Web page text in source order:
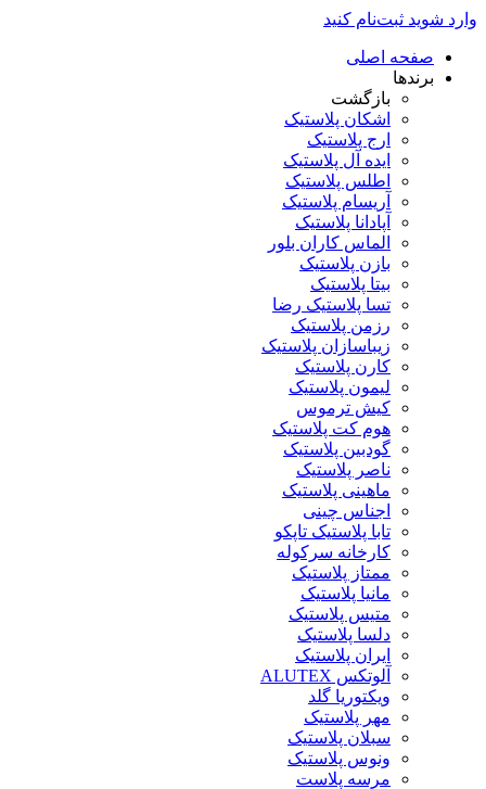
وارد شوید ثبت‌نام کنید
صفحه اصلی
برندها
بازگشت
اشکان پلاستیک
ارج پلاستیک
ایده آل پلاستیک
اطلس پلاستیک
آریسام پلاستیک
آپادانا پلاستیک
الماس کاران بلور
بازن پلاستیک
بیتا پلاستیک
تسا پلاستیک رضا
رزمن پلاستیک
زیباسازان پلاستیک
کارن پلاستیک
لیمون پلاستیک
کیش ترموس
هوم کت پلاستیک
گودبین پلاستیک
ناصر پلاستیک
ماهینی پلاستیک
اجناس چینی
تابا پلاستیک تاپکو
کارخانه سرکوله
ممتاز پلاستیک
مانیا پلاستیک
متیس پلاستیک
دلسا پلاستیک
ایران پلاستیک
آلوتکس ALUTEX
ویکتوریا گلد
مهر پلاستیک
سبلان پلاستیک
ونوس پلاستیک
مرسه پلاست